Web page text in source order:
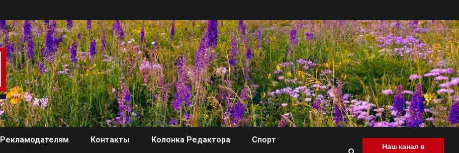
Рекламодателям Контакты Колонка Редактора Спорт
Наш канал в